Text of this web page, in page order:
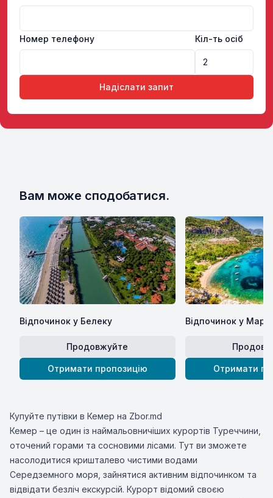
Номер телефону Кіл-ть осіб
Надіслати запит
Вам може сподобатися.
Відпочинок у Белеку
Продовжуйте
Отримати пропозицію
Відпочинок у
Отримати
Купуйте путівки в Кемер на Zbor.md
Кемер – це один із наймальовничіших курортів Туреччини,
оточений горами та сосновими лісами. Тут ви зможете
насолодитися кришталево чистими водами
Середземного моря, зайнятися активним відпочинком та
відвідати безліч екскурсій. Курорт відомий своєю